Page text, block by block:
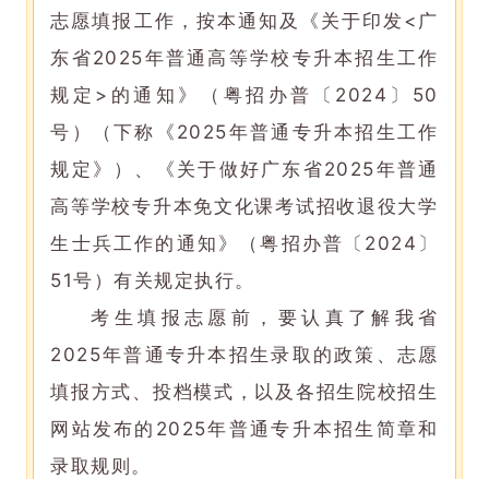
志愿填报工作，按本通知及《关于印发<广
东省2025年普通高等学校专升本招生工作
规定>的通知》（粤招办普〔2024〕50
号）（下称《2025年普通专升本招生工作
规定》）、《关于做好广东省2025年普通
高等学校专升本免文化课考试招收退役大学
生士兵工作的通知》（粤招办普〔2024〕
51号）有关规定执行。
考生填报志愿前，要认真了解我省
2025年普通专升本招生录取的政策、志愿
填报方式、投档模式，以及各招生院校招生
网站发布的2025年普通专升本招生简章和
录取规则。